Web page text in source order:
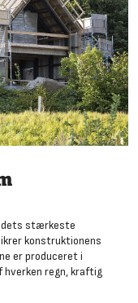
stærkeste
konstruktionens
er produceret i
regn, kraftig